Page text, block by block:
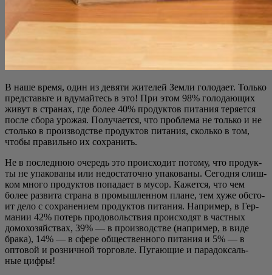
В наше вре­мя, один из девя­ти жите­лей Зем­ли голо­да­ет. Толь­ко
пред­ставь­те и вду­май­тесь в это! При этом 98% голо­да­ю­щих
живут в стра­нах, где более 40% про­дук­тов пита­ния теря­ет­ся
после сбо­ра уро­жая. Полу­ча­ет­ся, что про­бле­ма не толь­ко и не
столь­ко в про­из­вод­стве про­дук­тов пита­ния, сколь­ко в том,
что­бы пра­виль­но их сохранить.
Не в послед­нюю оче­редь это про­ис­хо­дит пото­му, что про­дук­
ты не упа­ко­ва­ны или недо­ста­точ­но упа­ко­ва­ны. Сего­дня слиш­
ком мно­го про­дук­тов попа­да­ет в мусор. Кажет­ся, что чем
более раз­ви­та стра­на в про­мыш­лен­ном плане, тем хуже обсто­
ит дело с сохра­не­ни­ем про­дук­тов пита­ния. Напри­мер, в Гер­
ма­нии 42% потерь про­до­воль­ствия про­ис­хо­дят в част­ных
домо­хо­зяй­ствах, 39% — в про­из­вод­стве (напри­мер, в виде
бра­ка), 14% — в сфе­ре обще­ствен­но­го пита­ния и 5% — в
опто­вой и роз­нич­ной тор­гов­ле. Пуга­ю­щие и пара­док­саль­
ные цифры!